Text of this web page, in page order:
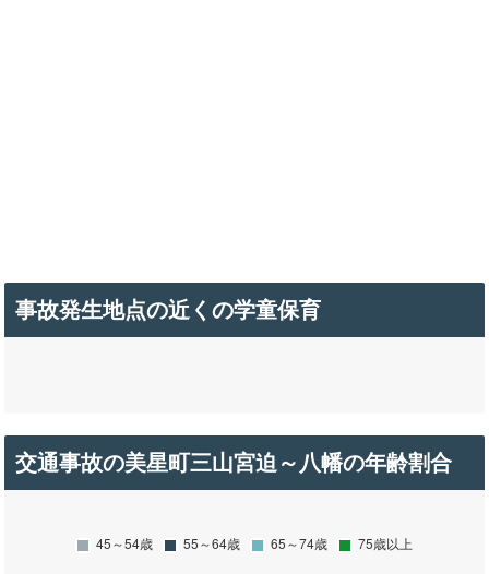
事故発生地点の近くの学童保育
交通事故の美星町三山宮迫～八幡の年齢割合